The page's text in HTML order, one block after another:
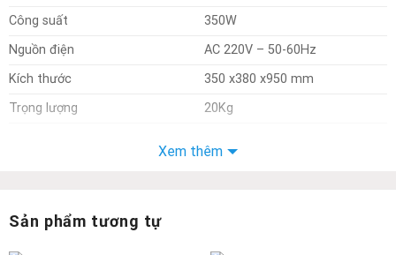
Công suất
350W
Nguồn điện
AC 220V – 50-60Hz
Kích thước
350 x380 x950 mm
Trọng lượng
20Kg
máy chăm sóc da 10 in 1 aqua skin
thiết kế theo công nghệ tiên tiến với các bộ phận chính như:
Xem thêm
Sản phẩm tương tự